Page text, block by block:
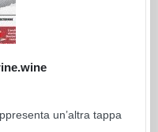
un’altra tappa